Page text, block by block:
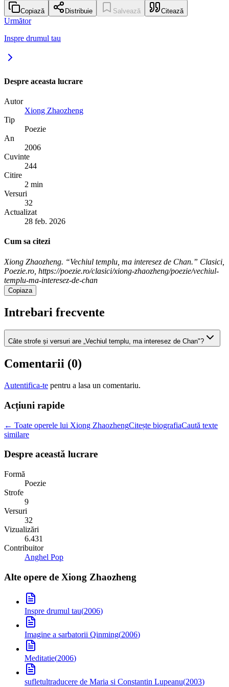
Copiază Distribuie Salvează Citează
Următor
Inspre drumul tau
Despre aceasta lucrare
Autor
Xiong Zhaozheng
Tip
Poezie
An
2006
Cuvinte
244
Citire
2 min
Versuri
32
Actualizat
28 feb. 2026
Cum sa citezi
Xiong Zhaozheng. “Vechiul templu, ma interesez de Chan.” Clasici,
Poezie.ro, https://poezie.ro/clasici/xiong-zhaozheng/poezie/vechiul-
templu-ma-interesez-de-chan
Copiaza
Intrebari frecvente
Câte strofe și versuri are „Vechiul templu, ma interesez de Chan"?
Comentarii (0)
Autentifica-te pentru a lasa un comentariu.
Acțiuni rapide
← Toate operele lui Xiong ZhaozhengCitește biografiaCaută texte
similare
Despre această lucrare
Formă
Poezie
Strofe
9
Versuri
32
Vizualizări
6.431
Contribuitor
Anghel Pop
Alte opere de Xiong Zhaozheng
Inspre drumul tau(2006)
Imagine a sarbatorii Qinming(2006)
Meditatie(2006)
sufletultraducere de Maria si Constantin Lupeanu(2003)